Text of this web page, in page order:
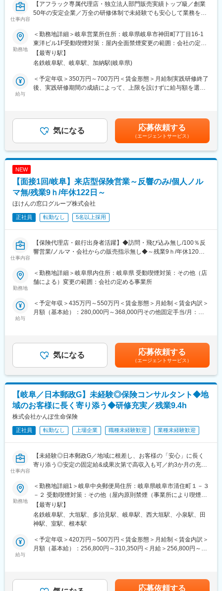
支店によっては店頭での受付を経験頂くケースもございます。
・大手企業らしく育休・時短など女性の働く環境が制度として確
立◎有期雇用契約期間中も勿論制度を活用できます。
・有休を取得するのが当たり前という風土が根付いているのはも
ちろん、休みに対するフォローが手厚いことも魅力の一つ。家庭
上司に相談しながら仕事を進められます。
・5年を超えて更新した場合は、希望を頂ければ無期雇用契約への
転換となります。基本的には無期雇用への転換を前提とした制度
となり、入社後の無期雇用への転換率は殆ど100％。勤怠や勤務
達成率などが更新に影響することはございませんのでご安心くだ
変更の範囲：無
仕事内容
【アフラック専属代理店・独立法人部門販売実績トップ級／創業
50年の安定企業／万全の研修体制で未経験でも安心して業務を覚
■業務内容：
アフラックの保険代理店である当社の保険コンサルタント営業と
して、個人、法人、各種団体への生命保険のご案内・アフターフ
ォローをお任せいたします。
（1）ライフプランニング営業
アフラックのブランド力×長年培った信頼により多くの顧客マーケ
ットがございます。お客様を訪問し、ライフプランなどをヒアリ
チは既存のお客様からのご紹介が多いです。
（2）アフターフォロー
ライフプランに変更有無等、定期的に確認を行います。
◇◆保険に対しての経験、知識は一切不要です◆◇
新人育成プログラムがあり、当社とアフラック社の2社体制でビジ
ネスマナーなどの基本から商品知識、販売ロープレまでしっかり
です。2ヶ月かけて座学等を行い、生命保険の基本的な知識を覚え
■キャリアパス：一般社員(⇒課長)⇒所長⇒エリア部長
※ご入社後3年程で所長になった社員もおり、これまでのご経験・
ます。
人部門 販売実績トップ級（契約者約23万人） の実績があるの
で、営業先に困る事はございません。且つ、しっかりした基盤の
販売、アパレル、塾講師、飲食店店員、等のご経験の方が活躍し
ております。当社のホームページにもインタビュー記事がござい
ますので、ご確認ください。
（3）納得の評価制度…年功序列ではなく、スキルや成績に応じて
変更の範囲：会社の定める業務
勤務地
＜勤務地詳細＞岐阜営業所住所：岐阜県岐阜市神田町7丁目16-1
東洋ビル1F受動喫煙対策：屋内全面禁煙変更の範囲：会社の定め
る事業所
【最寄り駅】
名鉄岐阜駅、岐阜駅、加納駅(岐阜県)
給与
＜予定年収＞350万円～700万円＜賃金形態＞月給制実践研修終了
後、実践研修期間の成績によって、上限を設けずに給与額を選択
外労働の残業手当は追加支給＜月給＞218,000円～443,000円（一
律手当を含む）＜昇給有無＞有＜残業手当＞有＜給与補足＞※その
他固定手当：勤務地手当■賞与：年3回（1月・6月・12月）■昇
給：年4回賃金はあくまでも目安の金額であり、選考を通じて上下
する可能性があります。月給(月額)は固定手当を含めた表記です。
気になる 応募依頼する
（エージェントサービス）
NEW
【面接1回/岐阜】来店型保険営業～反響のみ/個人ノル
マ無/残業9ｈ/年休122日～
ほけんの窓口グループ株式会社
正社員 転勤なし 5名以上採用
仕事内容
【保険代理店・銀行出身者活躍】◆訪問・飛び込み無し/100％反
響営業/ノルマ・会社からの販売指示無し◆～残業9ｈ/年休120日
■魅力情報
ローチ活動は不要。「このロゴ、CMで見たことがある」と立ち寄
っていただく方のほか、予約来店も多く、余裕をもって準備でき
お客さまにとって”優しい人間性”と”優れた能力”を持った「最優」
の存在を目指す私たち。会社・上司の指示で特定の保険商品を優
先的にご案内したり、ノルマ達成のために強引な提案をしたりす
ることは企業方針と異なります。
〇多様な働き方にも柔軟に対応可能です
研修後から時短勤務制度の利用が可能です。そのため子育て世代
の方なども安心して就業いただけます。
また、残業時間も月平均9時間で働きやすい環境です。
の商品の中から、お客さまに合った保障をオーダーメイドで設
計・提案します。特定商品の販売指示はなく、お客さまを第一に
（1）来店されたお客さまからのヒアリング
1組当たりのご相談時間は約2時間。加入されている保険内容の確
認や、結婚・出産・育児・学費・住宅購入・老後などのライフプ
ランなどをじっくり伺います。
（2）ライフプラン設計・ご提案
「ほけんの窓口」独自に開発した専用のシミュレーションシステ
勤務地
＜勤務地詳細＞岐阜県内住所：岐阜県 受動喫煙対策：その他（店
舗による）変更の範囲：会社の定める事業所
給与
＜予定年収＞435万円～550万円＜賃金形態＞月給制＜賃金内訳＞
月額（基本給）：280,000円～368,000円その他固定手当/月：
す※年収はあくまで一例であり、経験・能力を考慮のうえ決定しま
す■昇給：年1回（8月）■賞与：年2回（2月、8月）を含む賃金は
あくまでも目安の金額であり、選考を通じて上下する可能性があ
ります。月給(月額)は固定手当を含めた表記です。
気になる 応募依頼する
（エージェントサービス）
【岐阜／日本郵政G】未経験◎保険コンサルタント◆地
域のお客様に長く寄り添う◆研修充実／残業9.4h
株式会社かんぽ生命保険
正社員 転勤なし 上場企業 職種未経験歓迎 業種未経験歓迎
仕事内容
【未経験◎日本郵政G／地域に根差し、お客様の「安心」に長く
寄り添う◎安定の固定給&成果次第で高収入も可／約3か月の充実
★未経験でも長期的にご活躍！
（1）約3か月の集合研修で同期とスタート★子育てなどで参加が
難しい方はリモートプログラムあり
└配属後も班体制で、教育トレーナーや先輩が日常的にフォロー
（2）営業・保険未経験で入社した社員が多数活躍中
└販売接客、事務、技術職、介護職など未経験スタートの社員が
多く定着・活躍中
└ノルマはなく上長と相談しながら目標設定。売上だけでなく、
お客様対応の質やアフターフォローなども含めて総合的に評価
勤務地
＜勤務地詳細1＞岐阜中央郵便局住所：岐阜県岐阜市清住町１－３
－２ 受動喫煙対策：その他（屋内原則禁煙（事業所により喫煙ス
ペースあり））＜勤務地詳細2＞大垣郵便局住所：岐阜県大垣市郭
町４－１ 受動喫煙対策：その他（屋内原則禁煙（事業所により喫
煙スペースあり））＜勤務地詳細3＞多治見郵便局住所：岐阜県多
所により喫煙スペースあり））変更の範囲：他岐阜県内6カ所の郵
便局
【最寄り駅】
名鉄岐阜駅、大垣駅、多治見駅、岐阜駅、西大垣駅、小泉駅、田
神駅、室駅、根本駅
給与
＜予定年収＞420万円～500万円＜賃金形態＞月給制＜賃金内訳＞
月額（基本給）：256,800円～310,350円＜月給＞256,800円～
当、都市部に勤務する社員に対する勤務地手当等を支給■詳細は社
応募依頼する